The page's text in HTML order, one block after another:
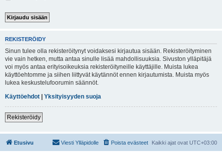
REKISTERÖIDY
Sinun tulee olla rekisteröitynyt voidaksesi kirjautua sisään. Rekisteröityminen
vie vain hetken, mutta antaa sinulle lisää mahdollisuuksia. Sivuston ylläpitäjä
voi myös antaa erityisoikeuksia rekisteröityneille käyttäjille. Muista lukea
käyttöehtomme ja siihen liittyvät käytännöt ennen kirjautumista. Muista myös
lukea keskustelufoorumin säännöt.
Käyttöehdot | Yksityisyyden suoja
Rekisteröidy
Etusivu Kaikki ajat ovat UTC+03:00
Poista evästeet
Viesti Ylläpidolle